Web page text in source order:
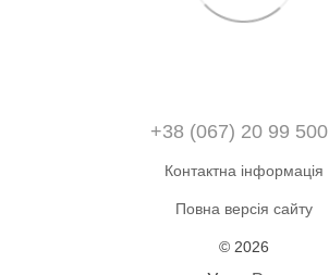
+38 (067) 20 99 500
Контактна інформація
Повна версія сайту
© 2026